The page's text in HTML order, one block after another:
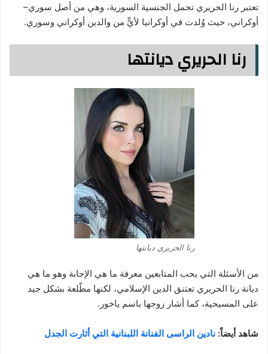
تعتبر رنا الحريري تحمل الجنسية السورية، وهي من أصل سوري–
أوكراني، حيث وُلدت في أوكرانيا لأيٍّ من والدين أوكراني وسوري.
رنا الحريري ديانتها
رنا الحريري ديانتها
من الأسئلة التي يحب المتابعين معرفة ما هي الإجابة وهو ما هي
ديانة رنا الحريري تعتنق الدين الإسلامي، لكنها مطّلعة بشكل جيد
على المسيحية، كما أشار زوجها باسم ياخور.
شاهد أيضاً: نادين الراسى الفنانة اللبنانية التي أثارت الجدل